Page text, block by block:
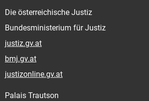
Die österreichische Justiz
Bundesministerium für Justiz
justiz.gv.at
bmj.gv.at
justizonline.gv.at
Palais Trautson